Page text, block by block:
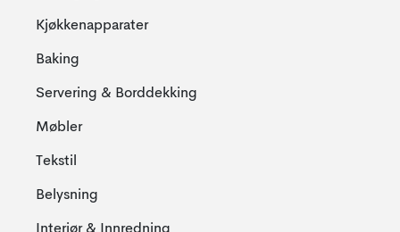
Kjøkkenapparater
Baking
Servering & Borddekking
Møbler
Tekstil
Belysning